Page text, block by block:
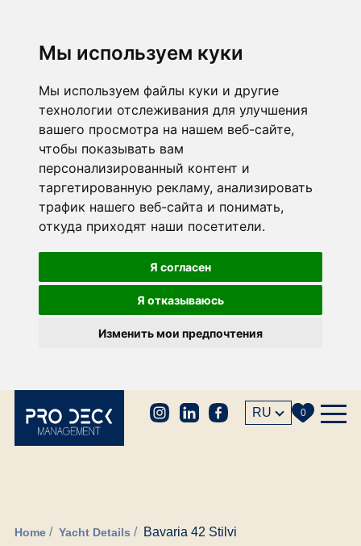
Мы используем куки
Мы используем файлы куки и другие
технологии отслеживания для улучшения
вашего просмотра на нашем веб-сайте,
чтобы показывать вам
персонализированный контент и
таргетированную рекламу, анализировать
трафик нашего веб-сайта и понимать,
откуда приходят наши посетители.
Я согласен
Я отказываюсь
Изменить мои предпочтения
RU 0
Home Yacht Details Bavaria 42 Stilvi